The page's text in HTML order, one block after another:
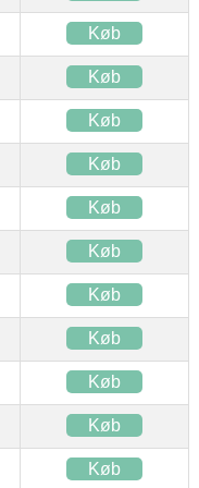
Køb
Køb
Køb
Køb
Køb
Køb
Køb
Køb
Køb
Køb
Køb